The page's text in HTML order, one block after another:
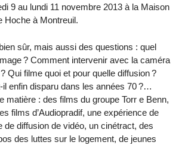
9 au lundi 11 novembre 2013 à la Maison
Hoche à Montreuil.
sûr, mais aussi des questions : quel
? Comment intervenir avec la caméra
? Qui filme quoi et pour quelle diffusion ?
il enfin disparu dans les années 70 ?…
matière : des films du groupe Torr e Benn,
films d’Audiopradif, une expérience de
de diffusion de vidéo, un cinétract, des
des luttes sur le logement, de jeunes